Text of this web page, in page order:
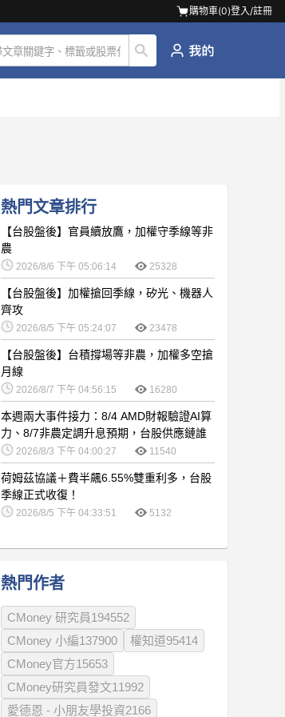
購物車(0)登入/註冊
熱門文章排行
【台股盤後】官員續放鷹，加權守季線等非
農
2026/8/6 下午 05:06:14 25328
【台股盤後】加權搶回季線，矽光、機器人
齊攻
2026/8/5 下午 05:24:07 23478
【台股盤後】台積撐場等非農，加權多空搶
月線
2026/8/7 下午 04:56:15 16280
本週兩大事件接力：8/4 AMD財報驗證AI算
力、8/7非農定調升息預期，台股供應鏈誰
卡位最佳？
2026/8/3 下午 04:00:27 11540
荷姆茲協議＋費半飆6.55%雙重利多，台股
季線正式收復！
2026/8/5 下午 04:33:51 5132
熱門作者
CMoney 研究員194552
CMoney 小編137900
權知道95414
CMoney官方15653
CMoney研究員發文11992
愛德恩 - 小朋友學投資2166